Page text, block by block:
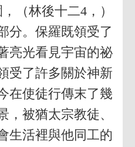
（林後十二4，）
分。保羅既領受了
亮光看見宇宙的祕
受了許多關於神新
在使徒行傳末了幾
，被猶太宗教徒、
生活裡與他同工的